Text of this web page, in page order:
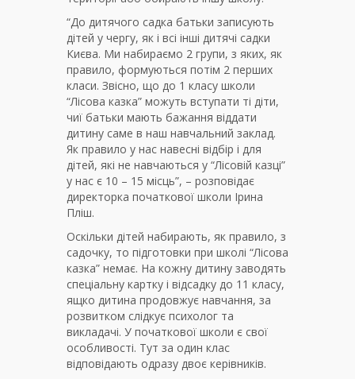
“До дитячого садка батьки записують
дітей у чергу, як і всі інші дитячі садки
Києва. Ми набираємо 2 групи, з яких, як
правило, формуються потім 2 перших
класи. Звісно, що до 1 класу школи
“Лісова казка” можуть вступати ті діти,
чиї батьки мають бажання віддати
дитину саме в наш навчальний заклад.
Як правило у нас навесні відбір і для
дітей, які не навчаються у “Лісовій казці”
у нас є 10 – 15 місць”, – розповідає
директорка початкової школи Ірина
Пліш.
Оскільки дітей набирають, як правило, з
садочку, то підготовки при школі “Лісова
казка” немає. На кожну дитину заводять
спеціальну картку і відсадку до 11 класу,
ящко дитина продовжує навчання, за
розвитком слідкує психолог та
викладачі. У початкової школи є свої
особливості. Тут за один клас
відповідають одразу двоє керівників.